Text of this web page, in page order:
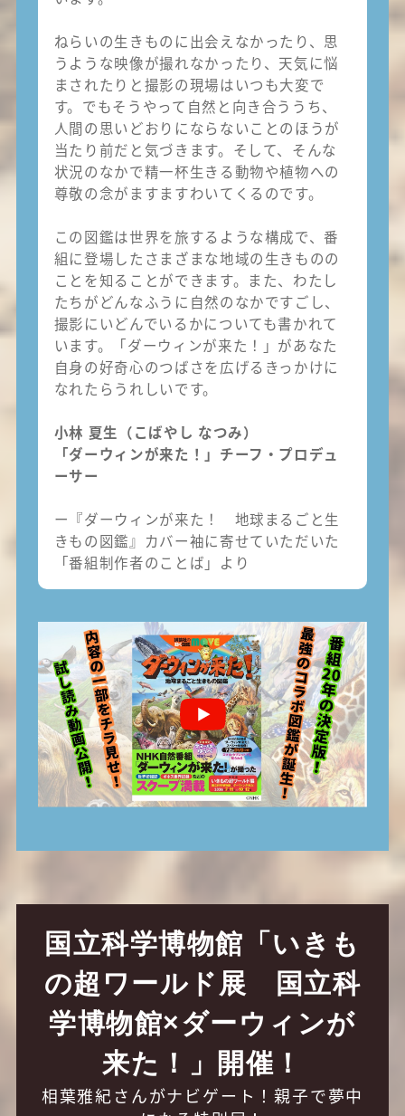
ねらいの生きものに出会えなかったり、思
うような映像が撮れなかったり、天気に悩
まされたりと撮影の現場はいつも大変で
す。でもそうやって自然と向き合ううち、
人間の思いどおりにならないことのほうが
当たり前だと気づきます。そして、そんな
状況のなかで精一杯生きる動物や植物への
尊敬の念がますますわいてくるのです。
この図鑑は世界を旅するような構成で、番
組に登場したさまざまな地域の生きものの
ことを知ることができます。また、わたし
たちがどんなふうに自然のなかですごし、
撮影にいどんでいるかについても書かれて
います。「ダーウィンが来た！」があなた
自身の好奇心のつばさを広げるきっかけに
なれたらうれしいです。
小林 夏生（こばやし なつみ）
「ダーウィンが来た！」チーフ・プロデュ
ーサー
ー『ダーウィンが来た！ 地球まるごと生
きもの図鑑』カバー袖に寄せていただいた
「番組制作者のことば」より
国立科学博物館「いきも
の超ワールド展 国⽴科
学博物館×ダーウィンが
来た！」開催！
相葉雅紀さんがナビゲート！親子で夢中